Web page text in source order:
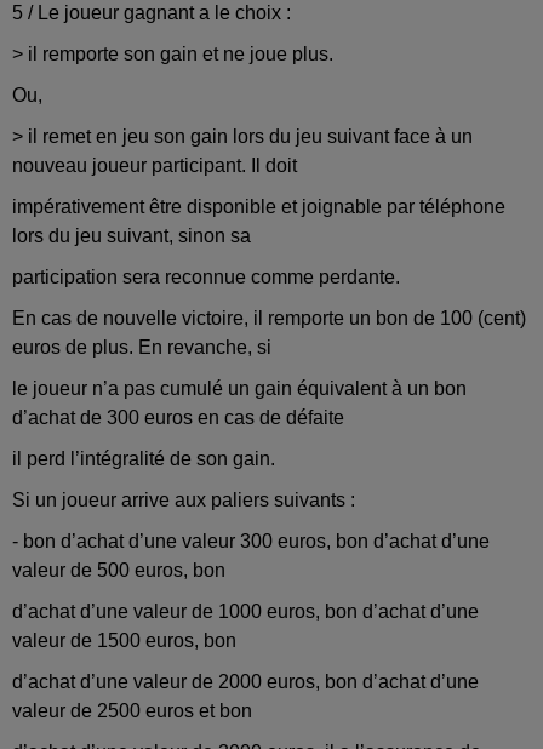
5 / Le joueur gagnant a le choix :
> il remporte son gain et ne joue plus.
Ou,
> il remet en jeu son gain lors du jeu suivant face à un
nouveau joueur participant. Il doit
impérativement être disponible et joignable par téléphone
lors du jeu suivant, sinon sa
participation sera reconnue comme perdante.
En cas de nouvelle victoire, il remporte un bon de 100 (cent)
euros de plus. En revanche, si
le joueur n’a pas cumulé un gain équivalent à un bon
d’achat de 300 euros en cas de défaite
il perd l’intégralité de son gain.
Si un joueur arrive aux paliers suivants :
- bon d’achat d’une valeur 300 euros, bon d’achat d’une
valeur de 500 euros, bon
d’achat d’une valeur de 1000 euros, bon d’achat d’une
valeur de 1500 euros, bon
d’achat d’une valeur de 2000 euros, bon d’achat d’une
valeur de 2500 euros et bon